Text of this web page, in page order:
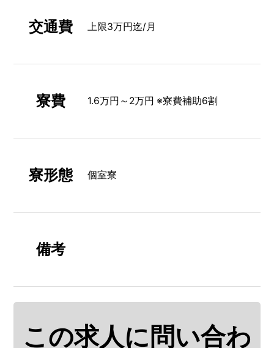
交通費 上限3万円迄/月
寮費 1.6万円～2万円 ※寮費補助6割
寮形態 個室寮
備考
この求人に問い合わ